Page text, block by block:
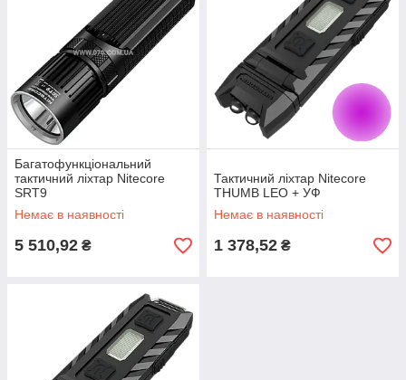
Багатофункціональний
тактичний ліхтар Nitecore
SRT9
Немає в наявності
5 510,92 ₴
Тактичний ліхтар Nitecore
THUMB LEO + УФ
Немає в наявності
1 378,52 ₴